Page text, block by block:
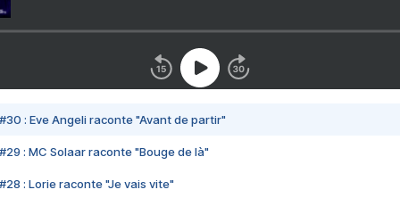
#30 : Eve Angeli raconte "Avant de partir"
#29 : MC Solaar raconte "Bouge de là"
#28 : Lorie raconte "Je vais vite"